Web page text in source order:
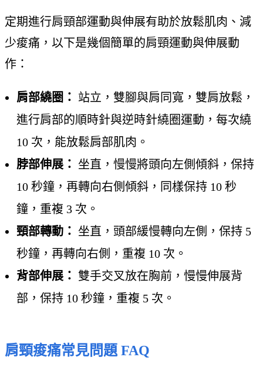
定期進行肩頸部運動與伸展有助於放鬆肌肉、減
少痠痛，以下是幾個簡單的肩頸運動與伸展動
作：
肩部繞圈： 站立，雙腳與肩同寬，雙肩放鬆，
進行肩部的順時針與逆時針繞圈運動，每次繞
10 次，能放鬆肩部肌肉。
脖部伸展： 坐直，慢慢將頭向左側傾斜，保持
10 秒鐘，再轉向右側傾斜，同樣保持 10 秒
鐘，重複 3 次。
頸部轉動： 坐直，頭部緩慢轉向左側，保持 5
秒鐘，再轉向右側，重複 10 次。
背部伸展： 雙手交叉放在胸前，慢慢伸展背
部，保持 10 秒鐘，重複 5 次。
肩頸痠痛常見問題 FAQ